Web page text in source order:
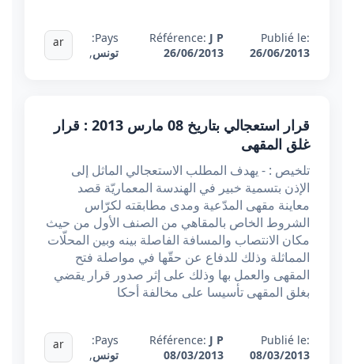
Publié le:
26/06/2013
Référence: J P
26/06/2013
Pays:
تونس,
ar
قرار استعجالي بتاريخ 08 مارس 2013 : قرار
غلق المقهى
تلخيص : - يهدف المطلب الاستعجالي الماثل إلى
الإذن بتسمية خبير في الهندسة المعماريّة قصد
معاينة مقهى المدّعية ومدى مطابقته لكرّاس
الشروط الخاص بالمقاهي من الصنف الأول من حيث
مكان الانتصاب والمسافة الفاصلة بينه وبين المحلّات
المماثلة وذلك للدفاع عن حقّها في مواصلة فتح
المقهى والعمل بها وذلك على إثر صدور قرار يقضي
بغلق المقهى تأسيسا على مخالفة أحكا
Publié le:
08/03/2013
Référence: J P
08/03/2013
Pays:
تونس,
ar